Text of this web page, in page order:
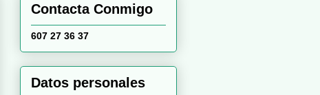
Contacta Conmigo
607 27 36 37
Datos personales